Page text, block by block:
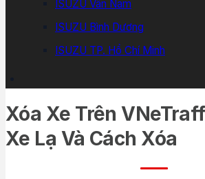
ISUZU Vân Nam
ISUZU Bình Dương
ISUZU TP. Hồ Chí Minh
Xóa Xe Trên
Xe Lạ Và Cách Xóa